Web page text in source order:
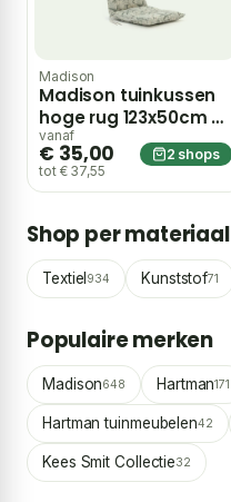
Madison
Madison tuinkussen
hoge rug 123x50cm –
Wit
vanaf
€ 35,00
tot € 37,55
2 shops
Shop per materiaal
Textiel 934 Kunststof71
Populaire merken
Madison648 Hartman171
Hartman tuinmeubelen42
Kees Smit Collectie32